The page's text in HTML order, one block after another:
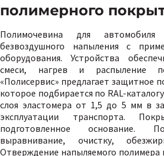
полимерного
Полимочевина для автомобиля
безвоздушного напыления с
оборудования. Устройства
смеси, нагрев и распыление
«Полисервис» предлагает защитное
которое подбирается по RAL-
слоя эластомера от 1,5 до 5 мм в
эксплуатации транспорта.
подготовленное основание.
выравнивание, очистку,
Отверждение напыляемого полимера